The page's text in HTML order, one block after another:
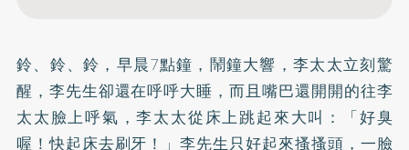
鈴、鈴、鈴，早晨7點鐘，鬧鐘大響，李太太立刻驚
醒，李先生卻還在呼呼大睡，而且嘴巴還開開的往李
太太臉上呼氣，李太太從床上跳起來大叫：「好臭
喔！快起床去刷牙！」李先生只好起來搔搔頭，一臉